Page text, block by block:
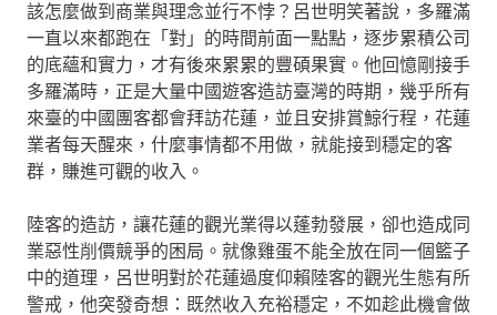
該怎麼做到商業與理念並行不悖？呂世明笑著說，多羅滿
一直以來都跑在「對」的時間前面一點點，逐步累積公司
的底蘊和實力，才有後來累累的豐碩果實。他回憶剛接手
多羅滿時，正是大量中國遊客造訪臺灣的時期，幾乎所有
來臺的中國團客都會拜訪花蓮，並且安排賞鯨行程，花蓮
業者每天醒來，什麼事情都不用做，就能接到穩定的客
群，賺進可觀的收入。
陸客的造訪，讓花蓮的觀光業得以蓬勃發展，卻也造成同
業惡性削價競爭的困局。就像雞蛋不能全放在同一個籃子
中的道理，呂世明對於花蓮過度仰賴陸客的觀光生態有所
警戒，他突發奇想：既然收入充裕穩定，不如趁此機會做